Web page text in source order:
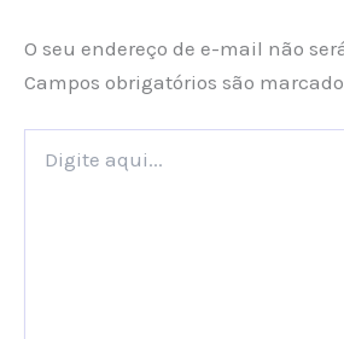
O seu endereço de e-mail não
Campos obrigatórios são
aqui...